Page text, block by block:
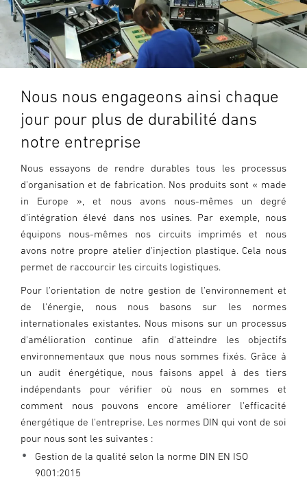
Nous nous engageons ainsi chaque
jour pour plus de durabilité dans
notre entreprise
Nous essayons de rendre durables tous les processus
d'organisation et de fabrication. Nos produits sont « made
in Europe », et nous avons nous-mêmes un degré
d'intégration élevé dans nos usines. Par exemple, nous
équipons nous-mêmes nos circuits imprimés et nous
avons notre propre atelier d'injection plastique. Cela nous
permet de raccourcir les circuits logistiques.
Pour l'orientation de notre gestion de l'environnement et
de l'énergie, nous nous basons sur les normes
internationales existantes. Nous misons sur un processus
d'amélioration continue afin d'atteindre les objectifs
environnementaux que nous nous sommes fixés. Grâce à
un audit énergétique, nous faisons appel à des tiers
indépendants pour vérifier où nous en sommes et
comment nous pouvons encore améliorer l'efficacité
énergétique de l'entreprise. Les normes DIN qui vont de soi
pour nous sont les suivantes :
Gestion de la qualité selon la norme DIN EN ISO
9001:2015